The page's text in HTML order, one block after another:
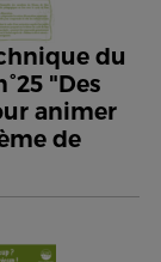
du
"Des
animer
de